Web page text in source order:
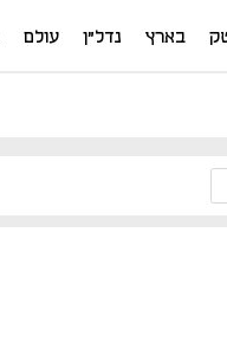
בארץ נדל"ן עולם